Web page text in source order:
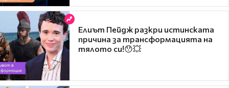
Елиът Пейдж разкри истинската
причина за трансформацията на
тялото си!😯💥